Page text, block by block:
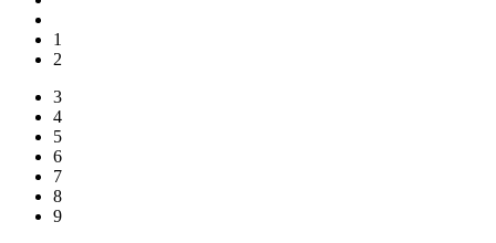
1
2
3
4
5
6
7
8
9